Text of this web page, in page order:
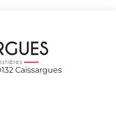
Caissargues